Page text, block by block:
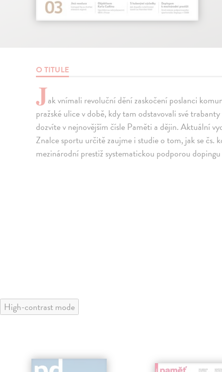
O TITULE
Jak vnímali revoluční dění zaskočení poslanci
pražské ulice v době, kdy tam odstavovali své
dozvíte v nejnovějším čísle Paměti a dějin. Aktuální
Znalce sportu určitě zaujme i studie o tom, jak se čs.
mezinárodní prestiž systematickou podporou
High-contrast mode